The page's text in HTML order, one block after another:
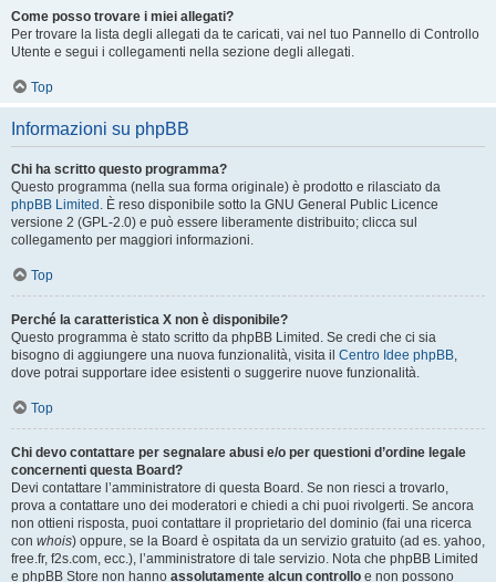
Come posso trovare i miei allegati?
Per trovare la lista degli allegati da te caricati, vai nel tuo Pannello di Controllo
Utente e segui i collegamenti nella sezione degli allegati.
Top
Informazioni su phpBB
Chi ha scritto questo programma?
Questo programma (nella sua forma originale) è prodotto e rilasciato da
phpBB Limited . È reso disponibile sotto la GNU General Public Licence
versione 2 (GPL-2.0) e può essere liberamente distribuito; clicca sul
collegamento per maggiori informazioni.
Top
Perché la caratteristica X non è disponibile?
Questo programma è stato scritto da phpBB Limited. Se credi che ci sia
bisogno di aggiungere una nuova funzionalità, visita il Centro Idee phpBB,
dove potrai supportare idee esistenti o suggerire nuove funzionalità.
Top
Chi devo contattare per segnalare abusi e/o per questioni d’ordine legale
concernenti questa Board?
Devi contattare l’amministratore di questa Board. Se non riesci a trovarlo,
prova a contattare uno dei moderatori e chiedi a chi puoi rivolgerti. Se ancora
non ottieni risposta, puoi contattare il proprietario del dominio (fai una ricerca
con whois) oppure, se la Board è ospitata da un servizio gratuito (ad es. yahoo,
free.fr, f2s.com, ecc.), l’amministratore di tale servizio. Nota che phpBB Limited
e phpBB Store non hanno assolutamente alcun controllo e non possono